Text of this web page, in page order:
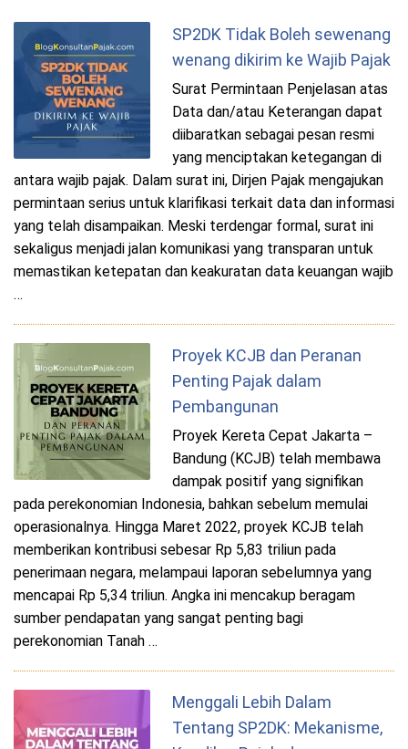
SP2DK Tidak Boleh sewenang
wenang dikirim ke Wajib Pajak
Surat Permintaan Penjelasan atas
Data dan/atau Keterangan dapat
diibaratkan sebagai pesan resmi
yang menciptakan ketegangan di
antara wajib pajak. Dalam surat ini, Dirjen Pajak mengajukan
permintaan serius untuk klarifikasi terkait data dan informasi
yang telah disampaikan. Meski terdengar formal, surat ini
sekaligus menjadi jalan komunikasi yang transparan untuk
memastikan ketepatan dan keakuratan data keuangan wajib
…
Proyek KCJB dan Peranan
Penting Pajak dalam
Pembangunan
Proyek Kereta Cepat Jakarta –
Bandung (KCJB) telah membawa
dampak positif yang signifikan
pada perekonomian Indonesia, bahkan sebelum memulai
operasionalnya. Hingga Maret 2022, proyek KCJB telah
memberikan kontribusi sebesar Rp 5,83 triliun pada
penerimaan negara, melampaui laporan sebelumnya yang
mencapai Rp 5,34 triliun. Angka ini mencakup beragam
sumber pendapatan yang sangat penting bagi
perekonomian Tanah …
Menggali Lebih Dalam
Tentang SP2DK: Mekanisme,